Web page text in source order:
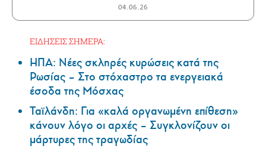
04.06.26
ΕΙΔΗΣΕΙΣ ΣΗΜΕΡΑ:
ΗΠΑ: Nέες σκληρές κυρώσεις κατά της
Ρωσίας – Στο στόχαστρο τα ενεργειακά
έσοδα της Μόσχας
Ταϊλάνδη: Για «καλά οργανωμένη επίθεση»
κάνουν λόγο οι αρχές – Συγκλονίζουν οι
μάρτυρες της τραγωδίας